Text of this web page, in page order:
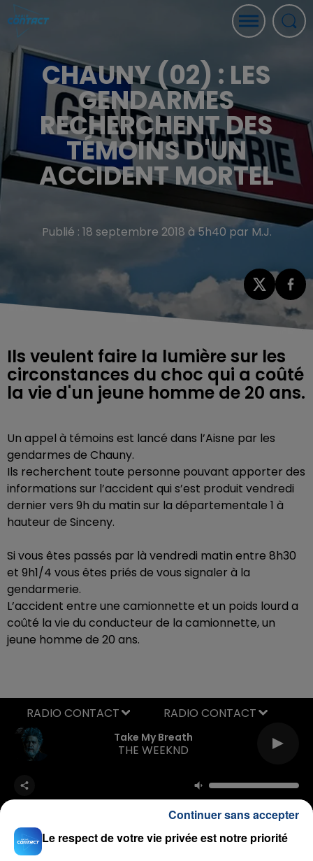
CHAUNY (02) : LES
GENDARMES
RECHERCHENT DES
TÉMOINS D'UN
ACCIDENT MORTEL
Publié : 18 septembre 2018 à 5h40 par M.J.
Ils veulent faire la lumière sur les
circonstances du choc qui a coûté
la vie d'un jeune homme de 20 ans.
Un appel à témoins est lancé dans l’Aisne par les
gendarmes de Chauny.
Ils recherchent toute personne pouvant apporter des
informations sur l’accident qui s’est produit vendredi
dernier vers 9h du matin sur la départementale 1 à
hauteur de Sinceny.
Si vous êtes passés par là vendredi matin entre 8h30
et 9h1/4 vous êtes priés de vous signaler à la
gendarmerie.
L’accident entre une camionnette et un poids lourd a
coûté la vie du conducteur de la camionnette, un
jeune homme de 20 ans.
Take My Breath
THE WEEKND
RADIO CONTACT
Le respect de votre vie privée est notre priorité
Continuer sans accepter